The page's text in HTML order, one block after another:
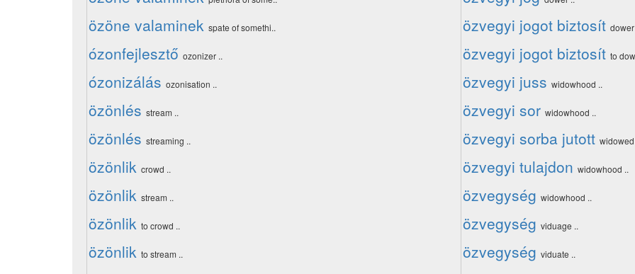
özöne valaminek spate of somethi..
ózonfejlesztő ozonizer ..
ózonizálás ozonisation ..
özönlés stream ..
özönlés streaming ..
özönlik crowd ..
özönlik stream ..
özönlik to crowd ..
özönlik to stream ..
özvegyi jogot biztosít dower
özvegyi jogot biztosít to
özvegyi juss widowhood ..
özvegyi sor widowhood ..
özvegyi sorba jutott widowed
özvegyi tulajdon widowhood ..
özvegység widowhood ..
özvegység viduage ..
özvegység viduate ..